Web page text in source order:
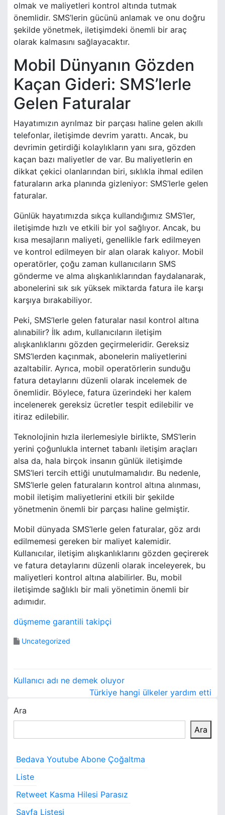
olmak ve maliyetleri kontrol altında tutmak
önemlidir. SMS’lerin gücünü anlamak ve onu doğru
şekilde yönetmek, iletişimdeki önemli bir araç
olarak kalmasını sağlayacaktır.
Mobil Dünyanın Gözden
Kaçan Gideri: SMS’lerle
Gelen Faturalar
Hayatımızın ayrılmaz bir parçası haline gelen akıllı
telefonlar, iletişimde devrim yarattı. Ancak, bu
devrimin getirdiği kolaylıkların yanı sıra, gözden
kaçan bazı maliyetler de var. Bu maliyetlerin en
dikkat çekici olanlarından biri, sıklıkla ihmal edilen
faturaların arka planında gizleniyor: SMS’lerle gelen
faturalar.
Günlük hayatımızda sıkça kullandığımız SMS’ler,
iletişimde hızlı ve etkili bir yol sağlıyor. Ancak, bu
kısa mesajların maliyeti, genellikle fark edilmeyen
ve kontrol edilmeyen bir alan olarak kalıyor. Mobil
operatörler, çoğu zaman kullanıcıların SMS
gönderme ve alma alışkanlıklarından faydalanarak,
abonelerini sık sık yüksek miktarda fatura ile karşı
karşıya bırakabiliyor.
Peki, SMS’lerle gelen faturalar nasıl kontrol altına
alınabilir? İlk adım, kullanıcıların iletişim
alışkanlıklarını gözden geçirmeleridir. Gereksiz
SMS’lerden kaçınmak, abonelerin maliyetlerini
azaltabilir. Ayrıca, mobil operatörlerin sunduğu
fatura detaylarını düzenli olarak incelemek de
önemlidir. Böylece, fatura üzerindeki her kalem
incelenerek gereksiz ücretler tespit edilebilir ve
itiraz edilebilir.
Teknolojinin hızla ilerlemesiyle birlikte, SMS’lerin
yerini çoğunlukla internet tabanlı iletişim araçları
alsa da, hala birçok insanın günlük iletişimde
SMS’leri tercih ettiği unutulmamalıdır. Bu nedenle,
SMS’lerle gelen faturaların kontrol altına alınması,
mobil iletişim maliyetlerini etkili bir şekilde
yönetmenin önemli bir parçası haline gelmiştir.
Mobil dünyada SMS’lerle gelen faturalar, göz ardı
edilmemesi gereken bir maliyet kalemidir.
Kullanıcılar, iletişim alışkanlıklarını gözden geçirerek
ve fatura detaylarını düzenli olarak inceleyerek, bu
maliyetleri kontrol altına alabilirler. Bu, mobil
iletişimde sağlıklı bir mali yönetimin önemli bir
adımıdır.
düşmeme garantili takipçi
Uncategorized
Y
z
ı
g
e
z
Kullanıcı adı ne demek oluyor
Türkiye hangi ülkeler yardım etti
Ara
Ara
Bedava Youtube Abone Çoğaltma
Liste
Retweet Kasma Hilesi Parasız
Sayfa Listesi